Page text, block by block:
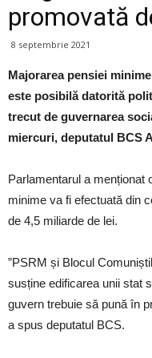
promovată
8 septembrie 2021
Majorarea pensiei
este posibilă datorită
trecut de guvernarea
miercuri, deputatul BCS
Parlamentarul a menționat
minime va fi efectuată din
de 4,5 miliarde de lei.
”PSRM și Blocul
susține edificarea unii stat
guvern trebuie să pună în
a spus deputatul BCS.